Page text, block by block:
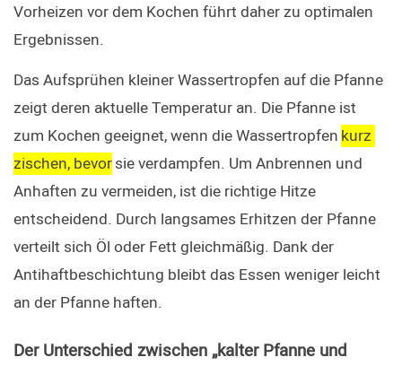
Vorheizen vor dem Kochen führt daher zu optimalen
Ergebnissen.
Das Aufsprühen kleiner Wassertropfen auf die Pfanne
zeigt deren aktuelle Temperatur an. Die Pfanne ist
zum Kochen geeignet, wenn die Wassertropfen kurz
zischen, bevorsie verdampfen. Um Anbrennen und
Anhaften zu vermeiden, ist die richtige Hitze
entscheidend. Durch langsames Erhitzen der Pfanne
verteilt sich Öl oder Fett gleichmäßig. Dank der
Antihaftbeschichtung bleibt das Essen weniger leicht
an der Pfanne haften.
Der Unterschied zwischen „kalter Pfanne und